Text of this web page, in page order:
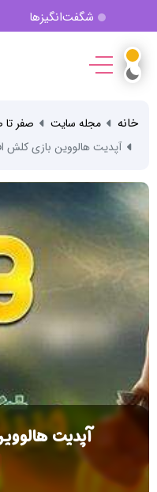
شگفت‌انگیزها
خانه مجله سایت
صفر
آپدیت هالووین بازی کلش
آپدیت